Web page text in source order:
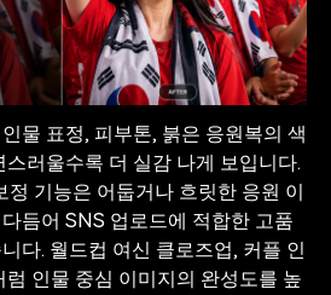
물 표정, 피부톤, 붉은 응원복의 색
러울수록 더 실감 나게 보입니다.
정 기능은 어둡거나 흐릿한 응원 이
듬어 SNS 업로드에 적합한 고품
다. 월드컵 여신 클로즈업, 커플 인
인물 중심 이미지의 완성도를 높